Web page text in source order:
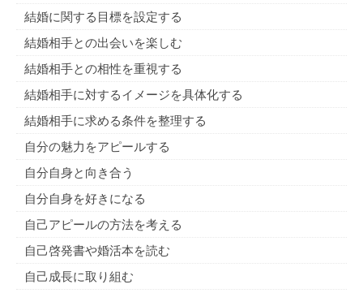
結婚に関する目標を設定する
結婚相手との出会いを楽しむ
結婚相手との相性を重視する
結婚相手に対するイメージを具体化する
結婚相手に求める条件を整理する
自分の魅力をアピールする
自分自身と向き合う
自分自身を好きになる
自己アピールの方法を考える
自己啓発書や婚活本を読む
自己成長に取り組む